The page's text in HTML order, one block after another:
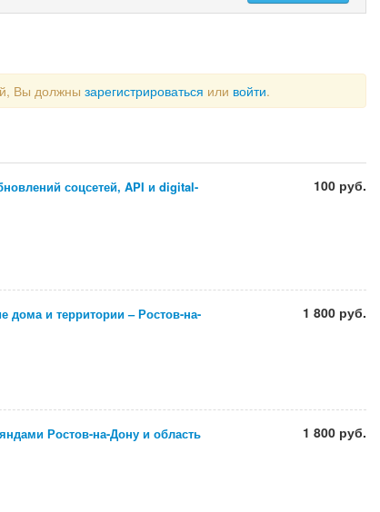
Вы должны зарегистрироваться или войти.
соцсетей, API и digital-
100 руб.
дома и территории – Ростов-на-
1 800 руб.
Ростов-на-Дону и область 1 800 руб.